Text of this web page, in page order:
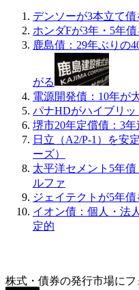
デンソーが3本立て
ホンダFが3年・5年
鹿島債：29年ぶりの
がる
電源開発債：10年が
パナHDがハイブリ
堺市20年定償債：3年
日立（A2/P-1）を安
ーズ）
太平洋セメント5年
ルファ
ジェイテクトが5年
イオン債：個人・法
定的
株式・債券の発行市場に